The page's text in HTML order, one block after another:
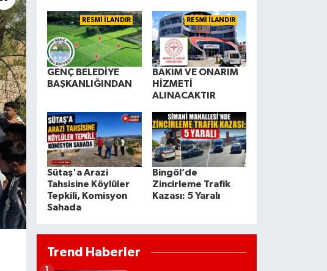
RESMİ İLANDIR
GENÇ BELEDİYE
BAŞKANLIĞINDAN
RESMİ İLANDIR
BAKIM VE ONARIM
HİZMETİ
ALINACAKTIR
Sütaş'a Arazi
Tahsisine Köylüler
Tepkili, Komisyon
Sahada
Bingöl’de
Zincirleme Trafik
Kazası: 5 Yaralı
Trend Haberler